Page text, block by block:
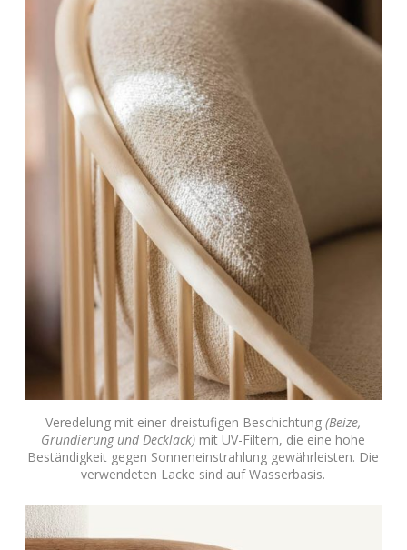
Veredelung mit einer dreistufigen Beschichtung (Beize,
Grundierung und Decklack) mit UV-Filtern, die eine hohe
Beständigkeit gegen Sonneneinstrahlung gewährleisten. Die
verwendeten Lacke sind auf Wasserbasis.